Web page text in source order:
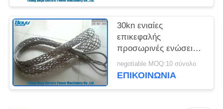
30kn ενιαίες
επικεφαλής
προσωρινές ενώσεις
καλτσών πλέγματος
εργαλείων 16KN
negotiable MOQ:10 σύνολο
ΕΠΙΚΟΙΝΩΝΊΑ